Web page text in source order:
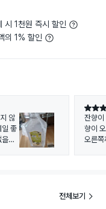
시 1천원 즉시 할인
의 1% 할인
않
일 좋
만
별점 5
잔향
향이
오른
전체보기